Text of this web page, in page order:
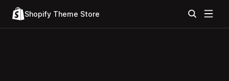
Shopify Theme Store